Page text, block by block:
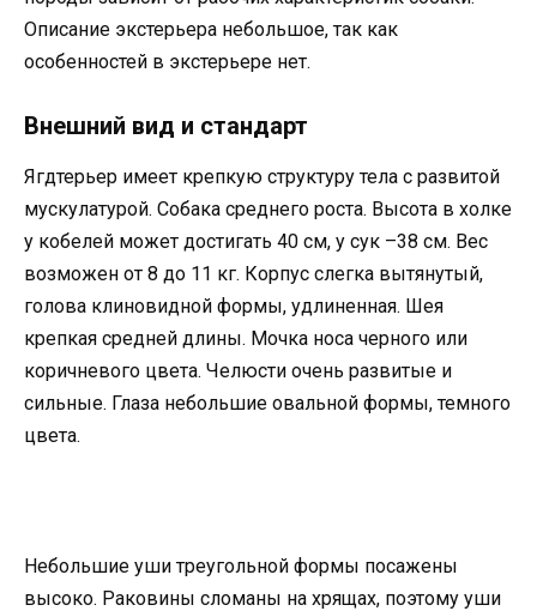
Описание экстерьера небольшое, так как
особенностей в экстерьере нет.
Внешний вид и стандарт
Ягдтерьер имеет крепкую структуру тела с развитой
мускулатурой. Собака среднего роста. Высота в холке
у кобелей может достигать 40 см, у сук –38 см. Вес
возможен от 8 до 11 кг. Корпус слегка вытянутый,
голова клиновидной формы, удлиненная. Шея
крепкая средней длины. Мочка носа черного или
коричневого цвета. Челюсти очень развитые и
сильные. Глаза небольшие овальной формы, темного
цвета.
Небольшие уши треугольной формы посажены
высоко. Раковины сломаны на хрящах, поэтому уши